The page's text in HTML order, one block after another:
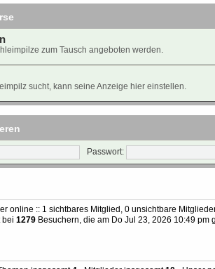
zum Tausch angeboten werden.
sucht, kann seine Anzeige hier einstellen.
Passwort:
online :: 1 sichtbares Mitglied, 0 unsichtbare
bei 1279Besuchern, die am Do Jul 23, 2026 10:49 pm